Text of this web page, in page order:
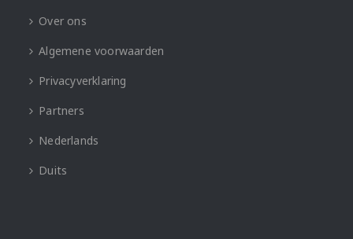
Over ons
Algemene voorwaarden
Privacyverklaring
Partners
Nederlands
Duits